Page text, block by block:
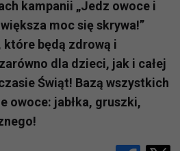
kampanii „Jedz owoce i
moc się skrywa!”
które będą zdrową i
dla dzieci, jak i całej
Świąt! Bazą wszystkich
owoce: jabłka, gruszki,